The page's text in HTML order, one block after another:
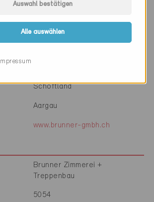
www.brechbuehl-holzbau.ch
Schöftland
Aargau
www.brunner-gmbh.ch
Brunner Zimmerei +
Treppenbau
5054
Auswahl bestätigen
Alle auswählen
Impressum